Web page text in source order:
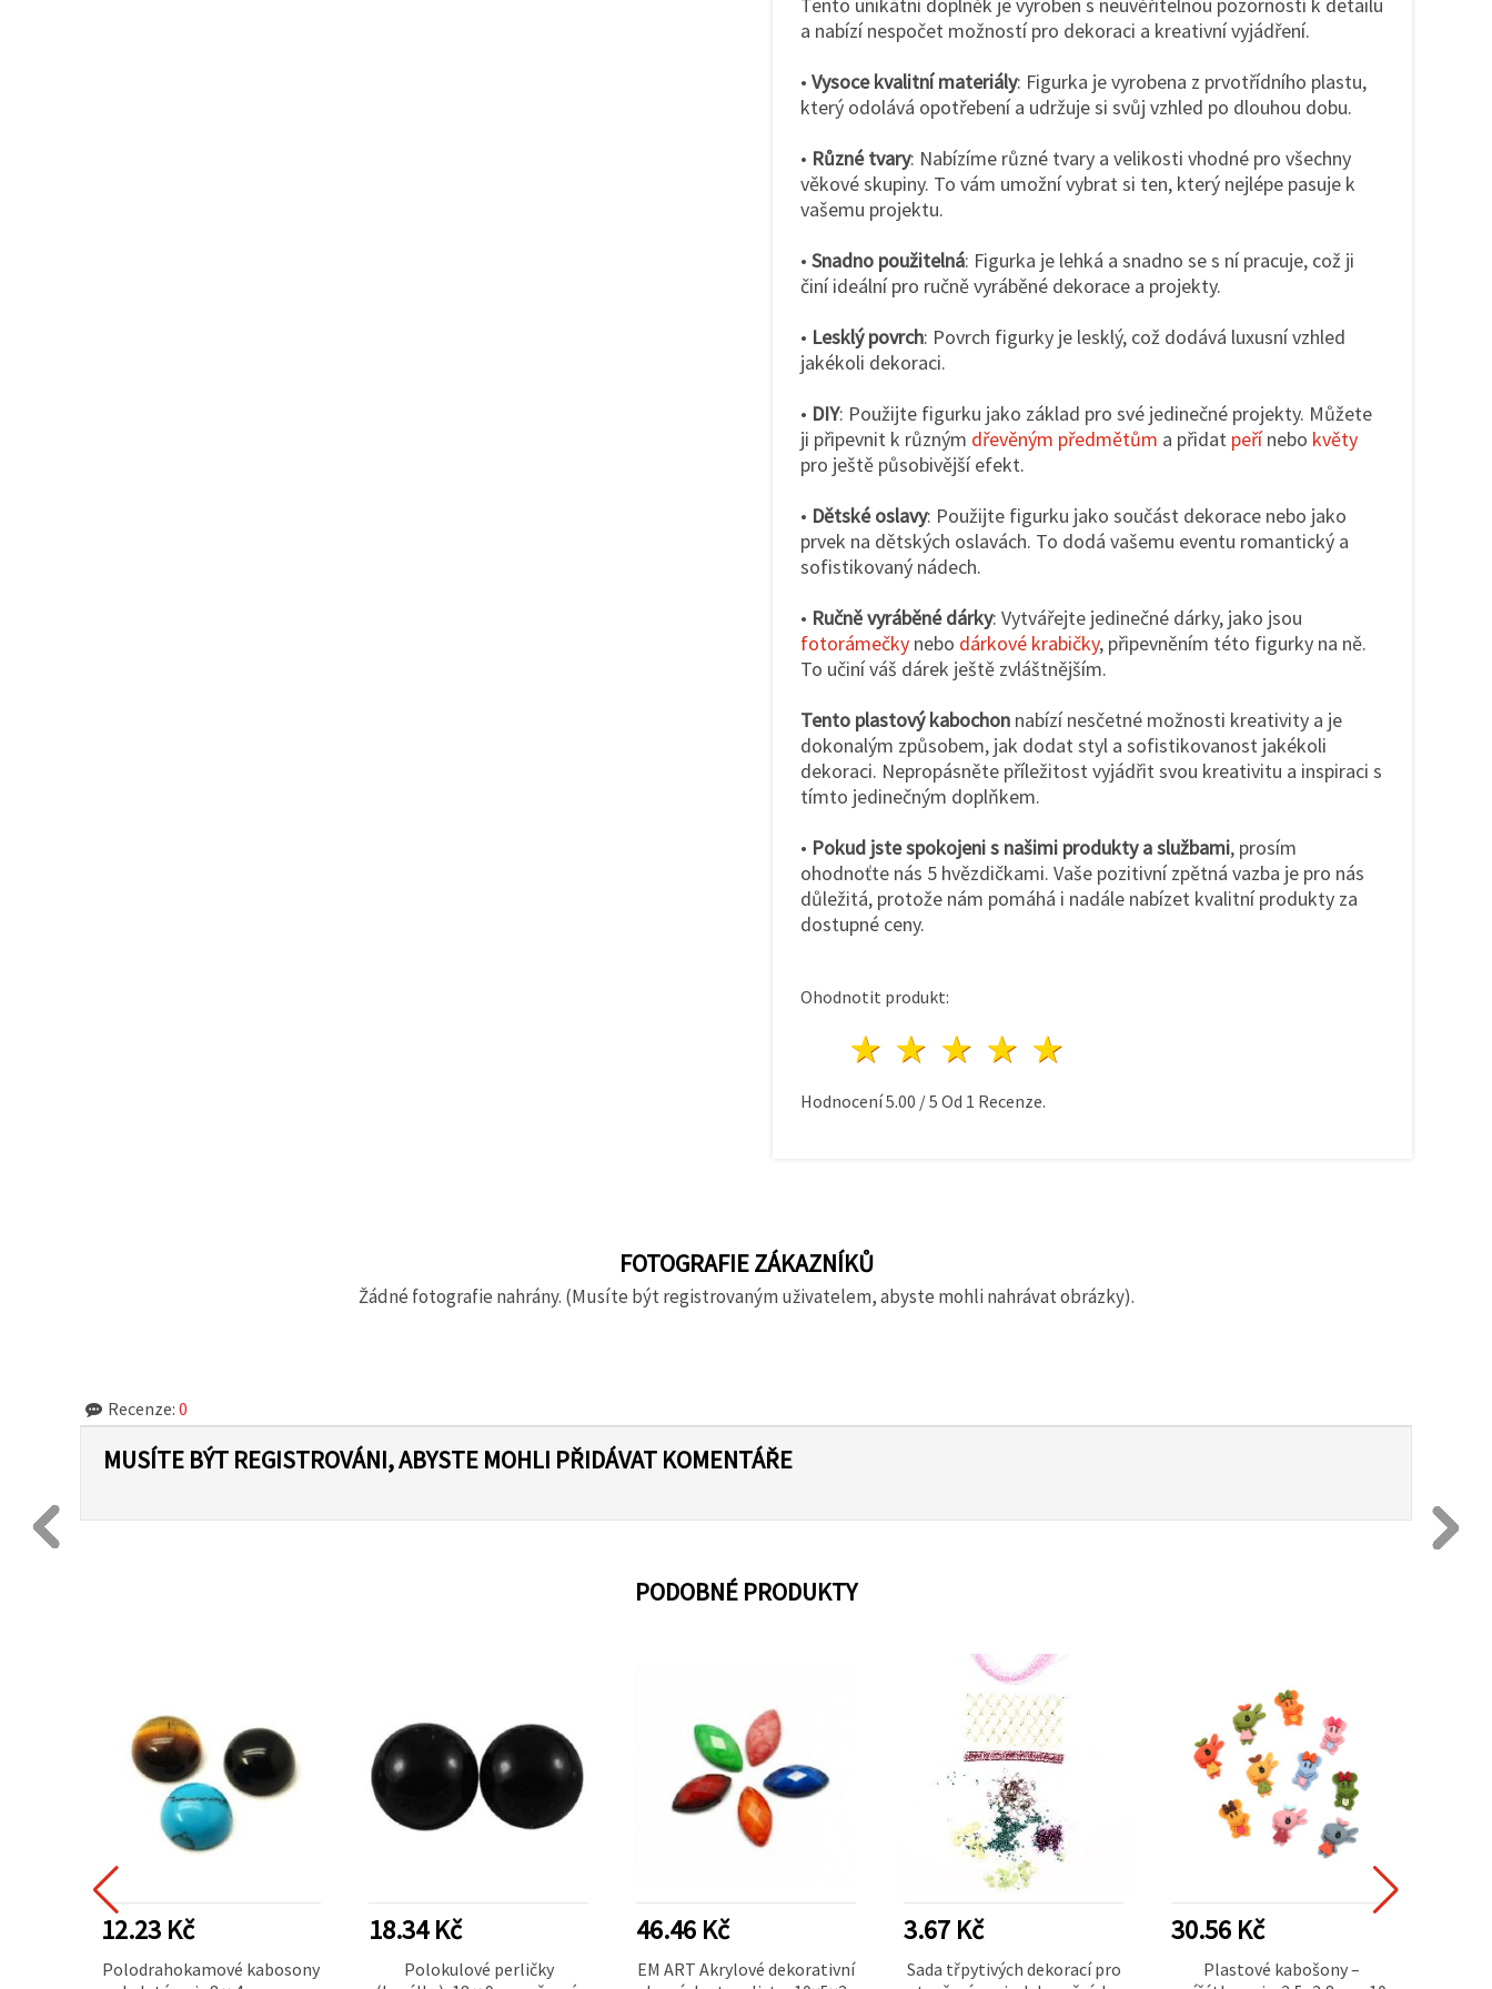
a nabízí nespočet možností pro dekoraci a kreativní vyjádření.
• Vysoce kvalitní materiály: Figurka je vyrobena z prvotřídního plastu,
který odolává opotřebení a udržuje si svůj vzhled po dlouhou dobu.
• Různé tvary: Nabízíme různé tvary a velikosti vhodné pro všechny
věkové skupiny. To vám umožní vybrat si ten, který nejlépe pasuje k
vašemu projektu.
• Snadno použitelná: Figurka je lehká a snadno se s ní pracuje, což ji
činí ideální pro ručně vyráběné dekorace a projekty.
• Lesklý povrch: Povrch figurky je lesklý, což dodává luxusní vzhled
jakékoli dekoraci.
• DIY: Použijte figurku jako základ pro své jedinečné projekty. Můžete
ji připevnit k různým dřevěným předmětům a přidat peřínebo květy
pro ještě působivější efekt.
• Dětské oslavy: Použijte figurku jako součást dekorace nebo jako
prvek na dětských oslavách. To dodá vašemu eventu romantický a
sofistikovaný nádech.
• Ručně vyráběné dárky: Vytvářejte jedinečné dárky, jako jsou
fotorámečky nebo dárkové krabičky, připevněním této figurky na ně.
To učiní váš dárek ještě zvláštnějším.
Tento plastový kabochon nabízí nesčetné možnosti kreativity a je
dokonalým způsobem, jak dodat styl a sofistikovanost jakékoli
dekoraci. Nepropásněte příležitost vyjádřit svou kreativitu a inspiraci s
tímto jedinečným doplňkem.
• Pokud jste spokojeni s našimi produkty a službami, prosím
ohodnoťte nás 5 hvězdičkami. Vaše pozitivní zpětná vazba je pro nás
důležitá, protože nám pomáhá i nadále nabízet kvalitní produkty za
dostupné ceny.
Ohodnotit produkt:
4 hvězdy
3 hvězdy
2 hvězdy
1 hvězda
Hodnocení5.00 /5 Od 1 Recenze.
FOTOGRAFIE ZÁKAZNÍKŮ
Žádné fotografie nahrány. (Musíte být registrovaným uživatelem, abyste mohli nahrávat obrázky).
Recenze: 0
MUSÍTE BÝT REGISTROVÁNI, ABYSTE MOHLI PŘIDÁVAT KOMENTÁŘE
PODOBNÉ PRODUKTY
12.23 Kč
Polodrahokamové kabosony
18.34 Kč
Polokulové perličky
46.46 Kč
EM ART Akrylové dekorativní
3.67 Kč
Sada třpytivých dekorací pro
30.56 Kč
Plastové kabošony –